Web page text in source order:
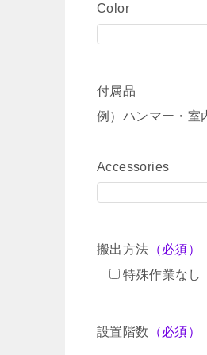
Color
付属品
例）ハンマー・室
Accessories
搬出方法 （必須）
特殊作業なし
設置階数 （必須）